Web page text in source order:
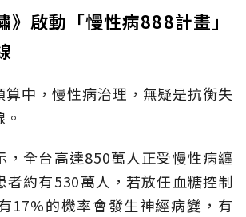
》啟動「慢性病888計畫」
算中，慢性病治理，無疑是抗衡失
，全台高達850萬人正受慢性病纏
者約有530萬人，若放任血糖控制
17%的機率會發生神經病變，有